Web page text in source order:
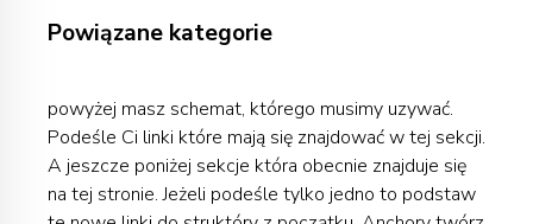
Powiązane kategorie
powyżej masz schemat, którego musimy uzywać.
Podeśle Ci linki które mają się znajdować w tej sekcji.
A jeszcze poniżej sekcje która obecnie znajduje się
na tej stronie. Jeżeli podeśle tylko jedno to podstaw